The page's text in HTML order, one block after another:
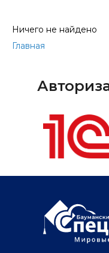
Ничего не найдено
Главная